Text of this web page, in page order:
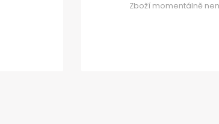
Zboží momentálně